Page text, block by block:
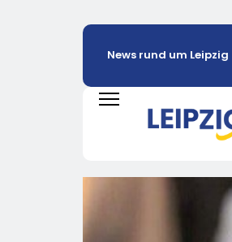
News rund um Leipzig